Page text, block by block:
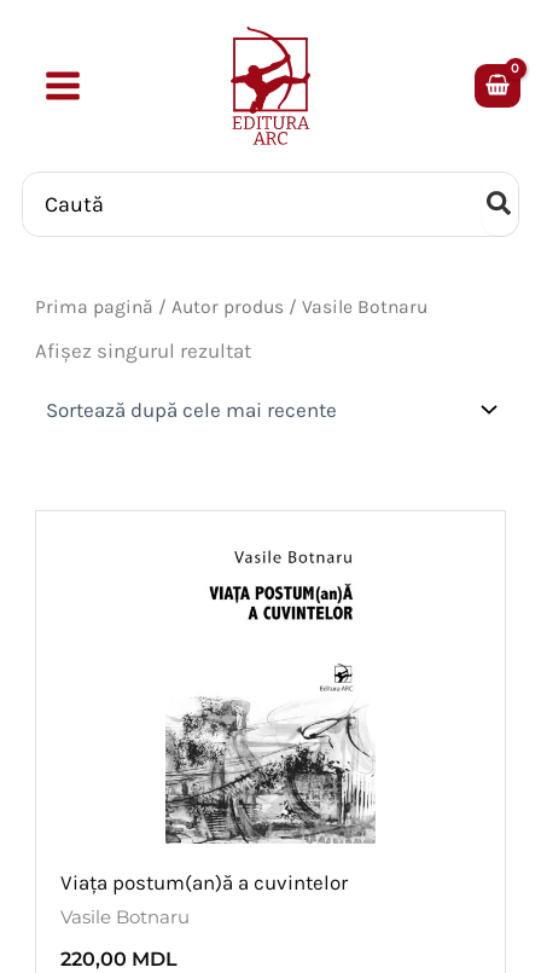
content
Search
for:
Prima pagină / Autor produs / Vasile Botnaru
Afișez singurul rezultat
Viața postum(an)ă a cuvintelor
Vasile Botnaru
220,00 MDL